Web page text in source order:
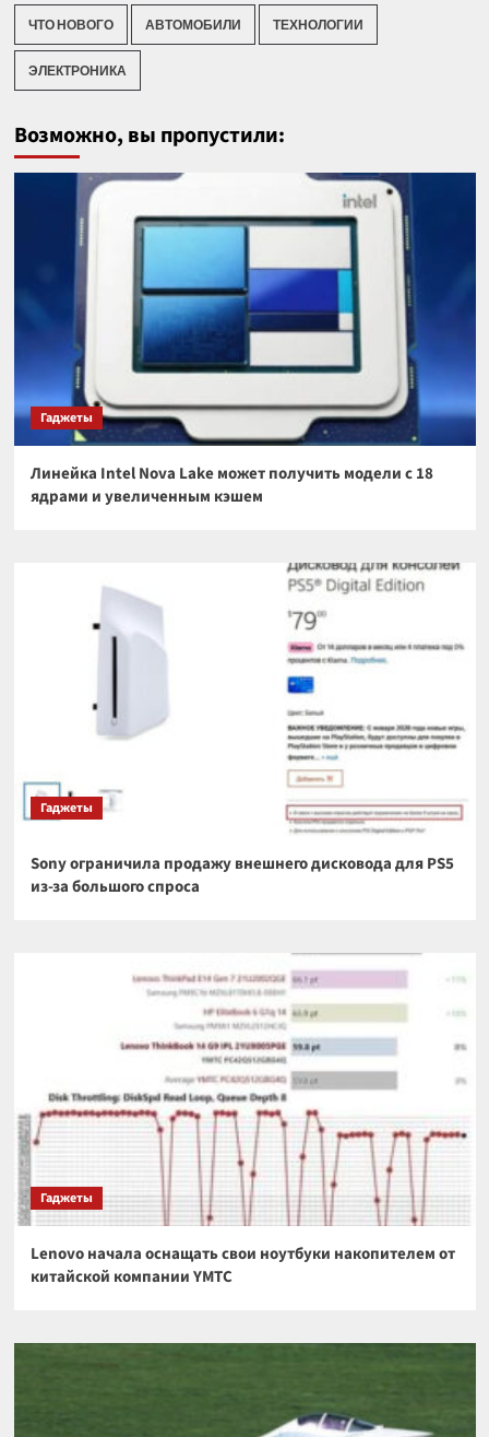
ЧТО НОВОГО АВТОМОБИЛИ ТЕХНОЛОГИИ
ЭЛЕКТРОНИКА
Возможно, вы пропустили:
Гаджеты
Линейка Intel Nova Lake может получить модели с 18
ядрами и увеличенным кэшем
Гаджеты
Sony ограничила продажу внешнего дисковода для PS5
из-за большого спроса
Гаджеты
Lenovo начала оснащать свои ноутбуки накопителем от
китайской компании YMTC